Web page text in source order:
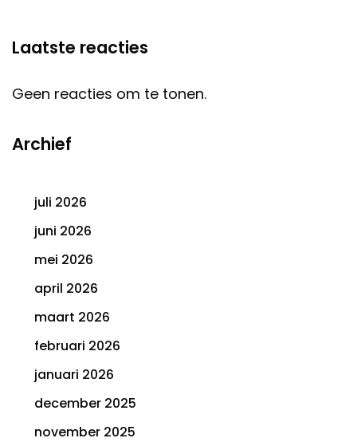
Laatste reacties
Geen reacties om te tonen.
Archief
juli 2026
juni 2026
mei 2026
april 2026
maart 2026
februari 2026
januari 2026
december 2025
november 2025